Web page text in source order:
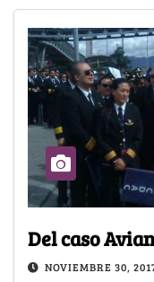
Del caso
NOVIEMBRE 30,